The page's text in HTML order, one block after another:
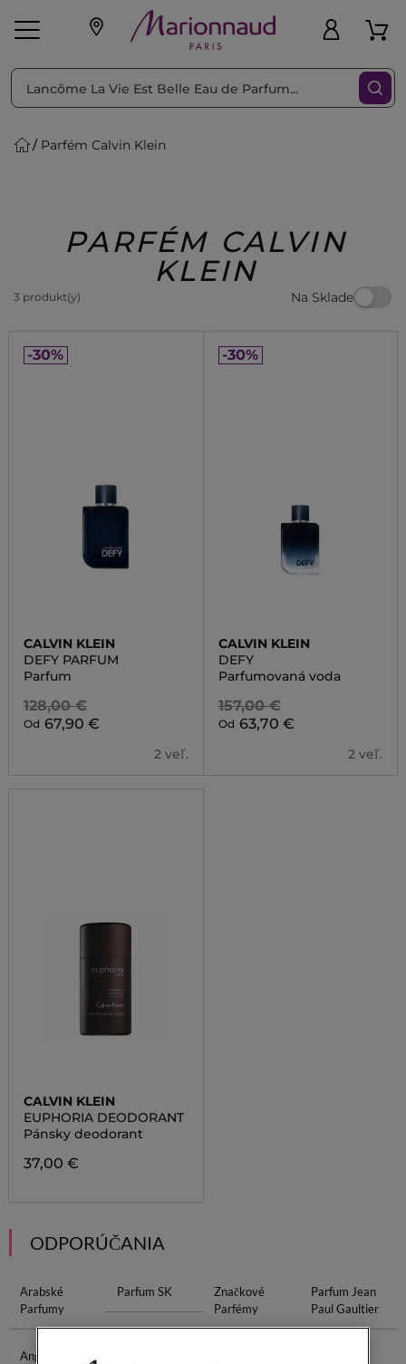
pleť Líčenie Vône
Beauty
Parfém Calvin Klein
PARFÉM CALVIN
KLEIN
3 produkt(y) Na Sklade
Triediť podľa Filtrovať
-30%
CALVIN KLEIN
DEFY PARFUM
Parfum
128,00 €
Od 67,90 €
2 veľ.
-30%
CALVIN KLEIN
DEFY
Parfumovaná voda
157,00 €
Od 63,70 €
2 veľ.
CALVIN KLEIN
EUPHORIA DEODORANT
Pánsky deodorant
37,00 €
ODPORÚČANIA
Arabské
Parfumy
Parfum SK
Značkové
Parfémy
Parfum Jean
Paul Gaultier
Angel Parfum